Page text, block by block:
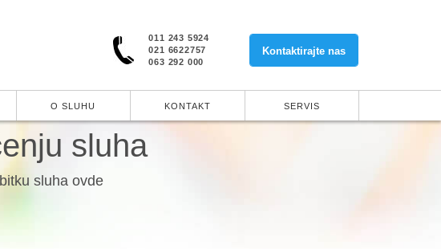
O SLUHU KONTAKT SERVIS
Kontaktirajte nas
011 243 5924
021 6622757
063 292 000
sluha
sluha ovde